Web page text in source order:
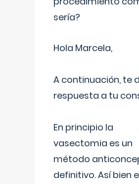
sería?
Hola Marcela,
A continuación, te
respuesta a tu
En principio la
vasectomia es un
método
definitivo. Así bien